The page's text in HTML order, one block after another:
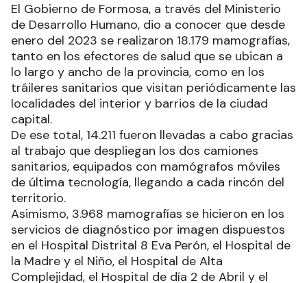
El Gobierno de Formosa, a través del Ministerio
de Desarrollo Humano, dio a conocer que desde
enero del 2023 se realizaron 18.179 mamografías,
tanto en los efectores de salud que se ubican a
lo largo y ancho de la provincia, como en los
tráileres sanitarios que visitan periódicamente las
localidades del interior y barrios de la ciudad
capital.
De ese total, 14.211 fueron llevadas a cabo gracias
al trabajo que despliegan los dos camiones
sanitarios, equipados con mamógrafos móviles
de última tecnología, llegando a cada rincón del
territorio.
Asimismo, 3.968 mamografías se hicieron en los
servicios de diagnóstico por imagen dispuestos
en el Hospital Distrital 8 Eva Perón, el Hospital de
la Madre y el Niño, el Hospital de Alta
Complejidad, el Hospital de día 2 de Abril y el